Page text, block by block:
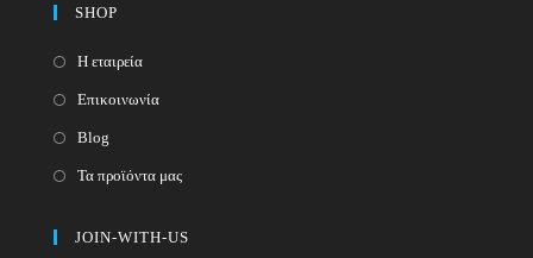
SHOP
Η εταιρεία
Επικοινωνία
Blog
Τα προϊόντα μας
JOIN-WITH-US